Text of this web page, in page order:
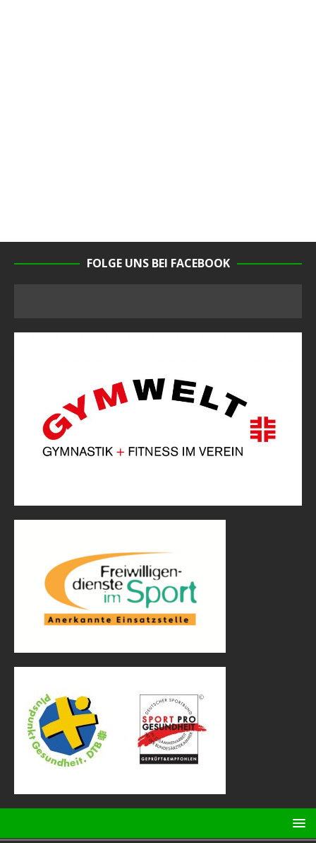
FOLGE UNS BEI FACEBOOK